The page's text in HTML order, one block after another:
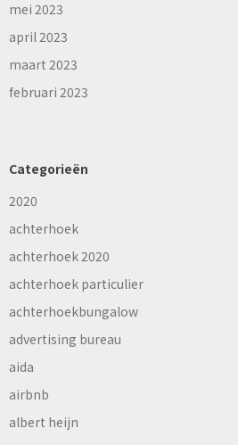
mei 2023
april 2023
maart 2023
februari 2023
Categorieën
2020
achterhoek
achterhoek 2020
achterhoek particulier
achterhoekbungalow
advertising bureau
aida
airbnb
albert heijn